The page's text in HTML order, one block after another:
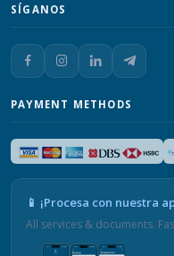
SÍGANOS
PAYMENT METHODS
📱 ¡Procesa con nuestra
All services & documents.